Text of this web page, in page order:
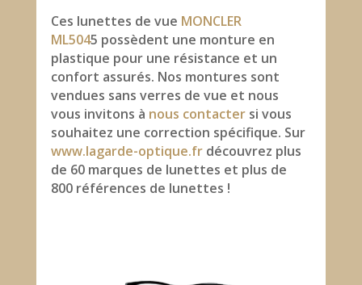
Ces lunettes de vue MONCLER
ML5045 possèdent une monture en
plastique pour une résistance et un
confort assurés. Nos montures sont
vendues sans verres de vue et nous
vous invitons à nous contactersi vous
souhaitez une correction spécifique. Sur
www.lagarde-optique.frdécouvrez plus
de 60 marques de lunettes et plus de
800 références de lunettes !